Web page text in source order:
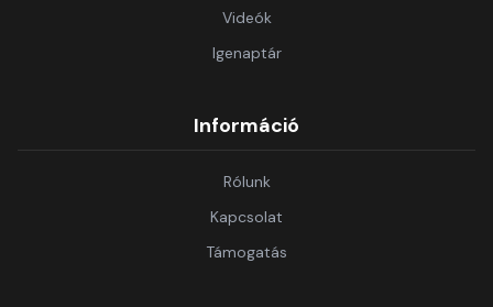
Videók
Igenaptár
Információ
Rólunk
Kapcsolat
Támogatás